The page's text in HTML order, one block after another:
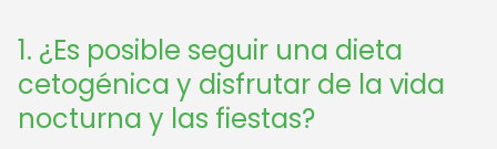
1. ¿Es posible seguir una dieta
cetogénica y disfrutar de la vida
nocturna y las fiestas?